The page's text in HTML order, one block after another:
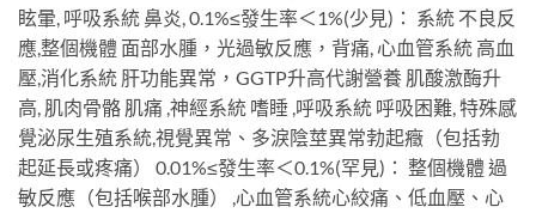
眩暈, 呼吸系統 鼻炎, 0.1%≤發生率＜1%(少見)： 系統 不良反
應,整個機體 面部水腫，光過敏反應，背痛, 心血管系統 高血
壓,消化系統 肝功能異常，GGTP升高代謝營養 肌酸激酶升
高, 肌肉骨骼 肌痛 ,神經系統 嗜睡 ,呼吸系統 呼吸困難, 特殊感
覺泌尿生殖系統,視覺異常、多淚陰莖異常勃起癥（包括勃
起延長或疼痛） 0.01%≤發生率＜0.1%(罕見)： 整個機體 過
敏反應（包括喉部水腫） ,心血管系統心絞痛、低血壓、心